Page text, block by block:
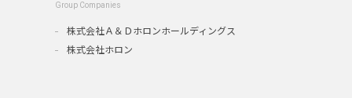
Group Companies
株式会社Ａ＆Ｄホロンホールディングス
株式会社ホロン